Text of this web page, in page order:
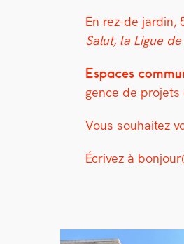
En rez-de jardin,
Salut, la Ligue
Espaces
gence de
Vous souhaitez
Écrivez à